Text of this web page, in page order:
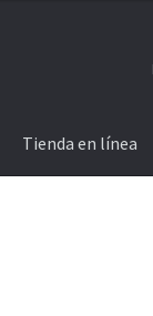
Tienda en línea